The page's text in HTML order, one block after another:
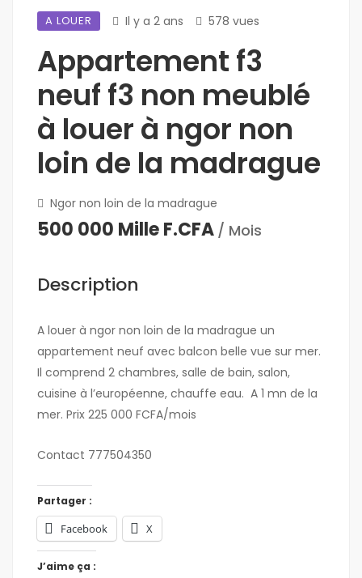
A LOUER Il y a 2 ans 578 vues
Appartement f3
neuf f3 non meublé
à louer à ngor non
loin de la madrague
Ngor non loin de la madrague
500 000 Mille F.CFA / Mois
Description
A louer à ngor non loin de la madrague un
appartement neuf avec balcon belle vue sur mer.
Il comprend 2 chambres, salle de bain, salon,
cuisine à l’européenne, chauffe eau. A 1 mn de la
mer. Prix 225 000 FCFA/mois
Contact 777504350
Partager :
Facebook X
J’aime ça :